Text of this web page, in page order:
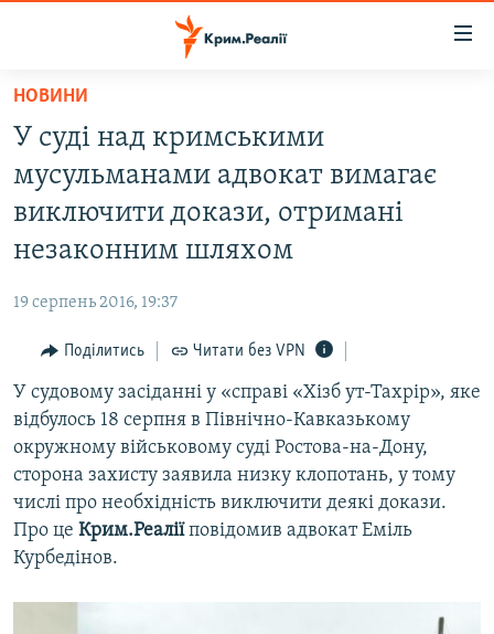
Перейти
основного
матеріалу
Перейти
до
основної
Перейти
пошуку
ВОДА.КРИМ
ВІДЕО ТА ФОТО
ПОГЛЯД
ІНТЕРВ'Ю
ВСЕ ЗА ДЕНЬ
СПЕЦПРОЕКТИ
ДЕПОРТАЦІЯ
ВІДЕОУРОКИ «ELIFBE»
СВІДЧЕННЯ ОКУПАЦІЇ
ЯК ОБІЙТИ БЛОКУВАННЯ
Русский
Qırımtatar
НОВИНИ
У суді над кримськими
мусульманами адвокат вимагає
виключити докази, отримані
незаконним шляхом
19 серпень 2016, 19:37
Поділитись Читати без VPN
У судовому засіданні у «справі «Хізб ут-Тахрір», яке
відбулось 18 серпня в Північно-Кавказькому
окружному військовому суді Ростова-на-Дону,
сторона захисту заявила низку клопотань, у тому
числі про необхідність виключити деякі докази.
Про це Крим.Реаліїповідомив адвокат Еміль
Курбедінов.